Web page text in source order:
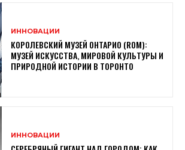
ИННОВАЦИИ
КОРОЛЕВСКИЙ МУЗЕЙ ОНТАРИО (ROM):
МУЗЕЙ ИСКУССТВА, МИРОВОЙ КУЛЬТУРЫ И
ПРИРОДНОЙ ИСТОРИИ В ТОРОНТО
ИННОВАЦИИ